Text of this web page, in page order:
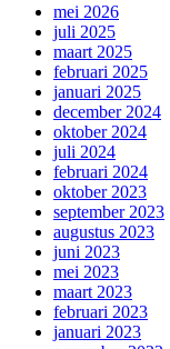
mei 2026
juli 2025
maart 2025
februari 2025
januari 2025
december 2024
oktober 2024
juli 2024
februari 2024
oktober 2023
september 2023
augustus 2023
juni 2023
mei 2023
maart 2023
februari 2023
januari 2023